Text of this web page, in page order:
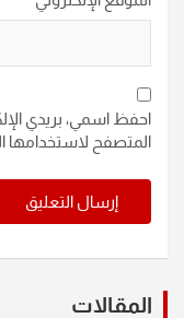
احفظ اسمي، بريدي
المتصفح لاستخدامها
المقالات